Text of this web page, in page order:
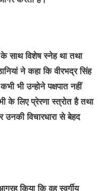
के साथ विशेष स्नेह था तथा
ने कहा कि वीरभद्र सिंह
भी उन्होने पक्षपात नहीं
के लिए प्रेरणा स्त्रोत है तथा
उनकी विचारधारा से बेहद
किया कि वह स्वर्गीय